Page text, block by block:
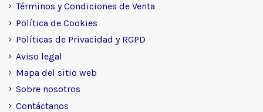
Términos y Condiciones de Venta
Política de Cookies
Políticas de Privacidad y RGPD
Aviso legal
Mapa del sitio web
Sobre nosotros
Contáctanos